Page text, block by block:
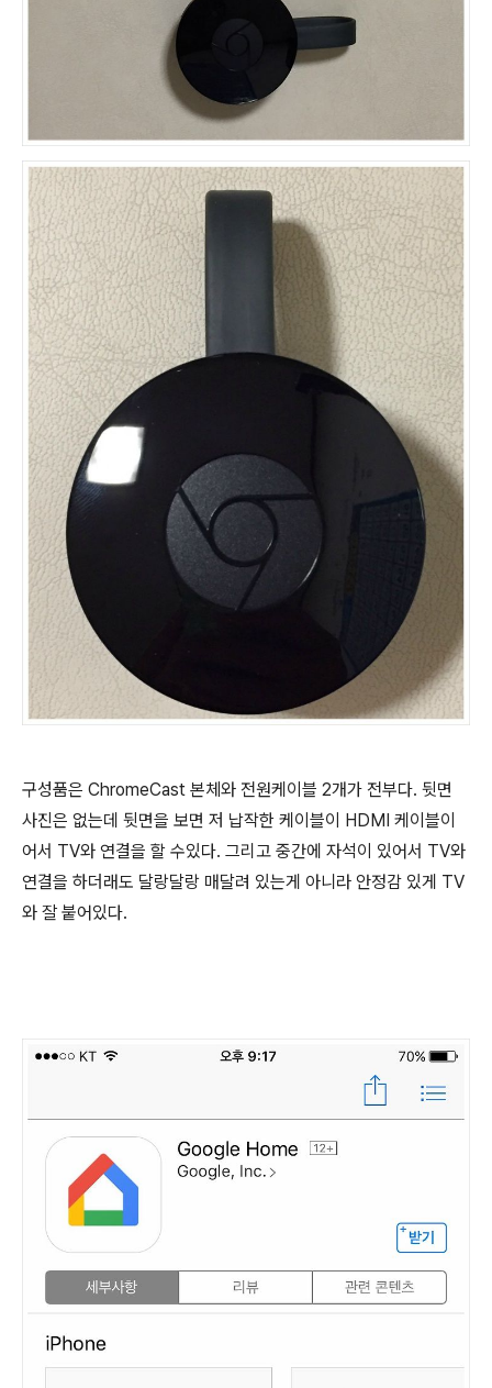
구성품은 ChromeCast 본체와 전원케이블 2개가 전부다. 뒷면
사진은 없는데 뒷면을 보면 저 납작한 케이블이 HDMI 케이블이
어서 TV와 연결을 할 수있다. 그리고 중간에 자석이 있어서 TV와
연결을 하더래도 달랑달랑 매달려 있는게 아니라 안정감 있게 TV
와 잘 붙어있다.